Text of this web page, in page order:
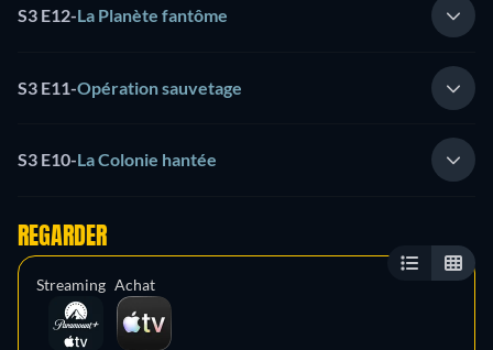
S3 E12-La Planète fantôme
S3 E11-Opération sauvetage
S3 E10-La Colonie hantée
REGARDER
Streaming Achat